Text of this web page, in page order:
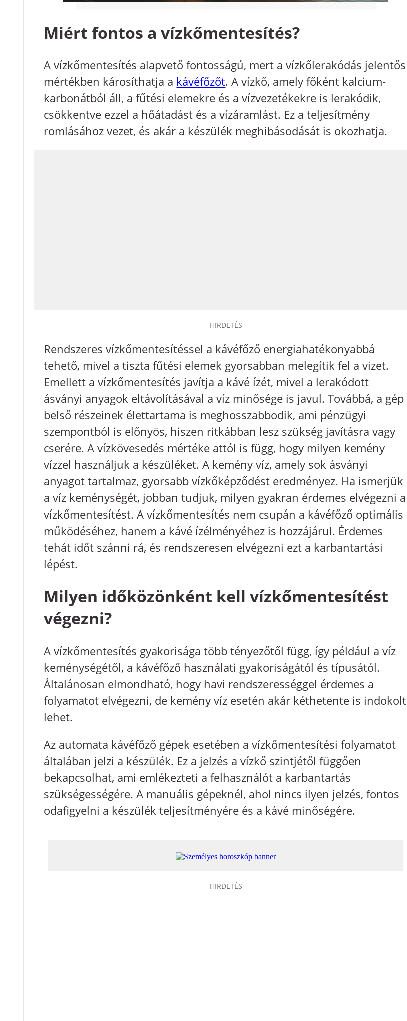
Miért fontos a vízkőmentesítés?
A vízkőmentesítés alapvető fontosságú, mert a vízkőlerakódás jelentős
mértékben károsíthatja a kávéfőzőt. A vízkő, amely főként kalcium-
karbonátból áll, a fűtési elemekre és a vízvezetékekre is lerakódik,
csökkentve ezzel a hőátadást és a vízáramlást. Ez a teljesítmény
romlásához vezet, és akár a készülék meghibásodását is okozhatja.
HIRDETÉS
Rendszeres vízkőmentesítéssel a kávéfőző energiahatékonyabbá
tehető, mivel a tiszta fűtési elemek gyorsabban melegítik fel a vizet.
Emellett a vízkőmentesítés javítja a kávé ízét, mivel a lerakódott
ásványi anyagok eltávolításával a víz minősége is javul. Továbbá, a gép
belső részeinek élettartama is meghosszabbodik, ami pénzügyi
szempontból is előnyös, hiszen ritkábban lesz szükség javításra vagy
cserére. A vízkövesedés mértéke attól is függ, hogy milyen kemény
vízzel használjuk a készüléket. A kemény víz, amely sok ásványi
anyagot tartalmaz, gyorsabb vízkőképződést eredményez. Ha ismerjük
a víz keménységét, jobban tudjuk, milyen gyakran érdemes elvégezni a
vízkőmentesítést. A vízkőmentesítés nem csupán a kávéfőző optimális
működéséhez, hanem a kávé ízélményéhez is hozzájárul. Érdemes
tehát időt szánni rá, és rendszeresen elvégezni ezt a karbantartási
lépést.
Milyen időközönként kell vízkőmentesítést
végezni?
A vízkőmentesítés gyakorisága több tényezőtől függ, így például a víz
keménységétől, a kávéfőző használati gyakoriságától és típusától.
Általánosan elmondható, hogy havi rendszerességgel érdemes a
folyamatot elvégezni, de kemény víz esetén akár kéthetente is indokolt
lehet.
Az automata kávéfőző gépek esetében a vízkőmentesítési folyamatot
általában jelzi a készülék. Ez a jelzés a vízkő szintjétől függően
bekapcsolhat, ami emlékezteti a felhasználót a karbantartás
szükségességére. A manuális gépeknél, ahol nincs ilyen jelzés, fontos
odafigyelni a készülék teljesítményére és a kávé minőségére.